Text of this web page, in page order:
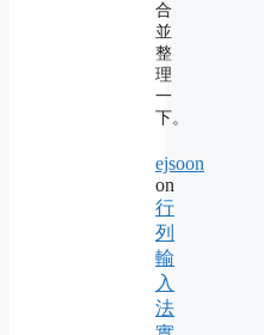
合
並
整
理
一
下。
ejsoon
on
行
列
輸
入
法